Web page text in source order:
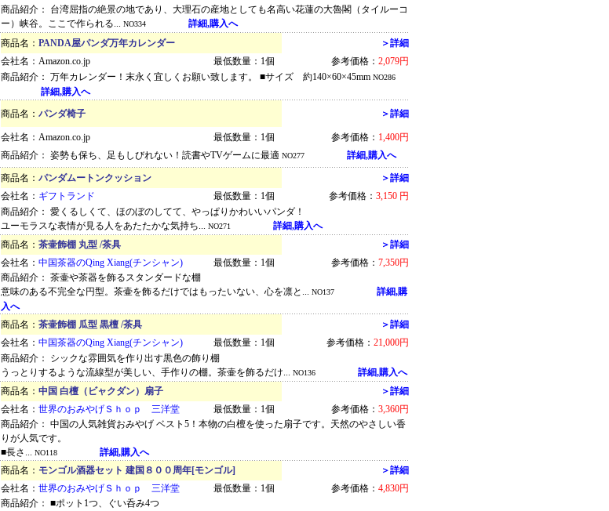
商品紹介： 台湾屈指の絶景の地であり、大理石の産地としても名高い花蓮の大魯閣（タイルーコ
ー）峡谷。ここで作られる... NO334
詳細,購入へ
商品名： PANDA屋パンダ万年カレンダー
＞詳細
会社名：Amazon.co.jp
最低数量：1個 参考価格： 2,079円
商品紹介： 万年カレンダー！末永く宜しくお願い致します。 ■サイズ 約140×60×45mm NO286
詳細,購入へ
商品名： パンダ椅子 ＞詳細
会社名：Amazon.co.jp 最低数量：1個 参考価格： 1,400円
商品紹介： 姿勢も保ち、足もしびれない！読書やTVゲームに最適 NO277 詳細,購入へ
商品名： パンダムートンクッション
＞詳細
会社名： ギフトランド 最低数量：1個 参考価格： 3,150 円
商品紹介： 愛くるしくて、ほのぼのしてて、やっぱりかわいいパンダ！
ユーモラスな表情が見る人をあたたかな気持ち... NO271
詳細,購入へ
商品名： 茶壷飾棚 丸型 /茶具
＞詳細
会社名： 中国茶器のQing Xiang(チンシャン) 最低数量：1個 参考価格： 7,350円
商品紹介： 茶壷や茶器を飾るスタンダードな棚
意味のある不完全な円型。茶壷を飾るだけではもったいない、心を凛と... NO137
詳細,購
入へ
商品名： 茶壷飾棚 瓜型 黒檀 /茶具
＞詳細
会社名： 中国茶器のQing Xiang(チンシャン) 最低数量：1個 参考価格： 21,000円
商品紹介： シックな雰囲気を作り出す黒色の飾り棚
うっとりするような流線型が美しい、手作りの棚。茶壷を飾るだけ... NO136
詳細,購入へ
商品名： 中国 白檀（ビャクダン）扇子
＞詳細
会社名： 世界のおみやげＳｈｏｐ 三洋堂 最低数量：1個 参考価格： 3,360円
商品紹介： 中国の人気雑貨おみやげ ベスト5！本物の白檀を使った扇子です。天然のやさしい香
りが人気です。
■長さ... NO118
詳細,購入へ
商品名： モンゴル酒器セット 建国８００周年[モンゴル]
＞詳細
会社名： 世界のおみやげＳｈｏｐ 三洋堂 最低数量：1個 参考価格： 4,830円
商品紹介： ■ポット1つ、ぐい呑み4つ